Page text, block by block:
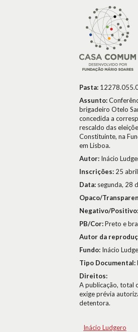
Pasta:
Assunto:
brigadeiro Otelo
concedida a
rescaldo das
Constituinte, na
em Lisboa.
Autor: Inácio
Inscrições: 25
Data: segunda, 28
Opaco/
Negativo/Positivo:
PB/Cor:Preto e
Autor da
Fundo: Inácio
Tipo Documental:
Direitos:
A publicação, total
exige prévia
detentora.
Inácio Ludgero